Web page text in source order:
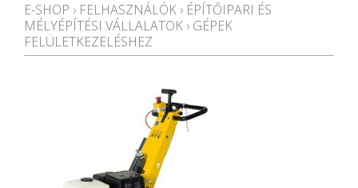
E-SHOP › FELHASZNÁLÓK › ÉPÍTŐIPARI ÉS
MÉLYÉPÍTÉSI VÁLLALATOK › GÉPEK
FELÜLETKEZELÉSHEZ